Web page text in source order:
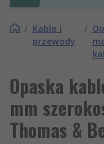
/ Kable i
przewody
/
Opaska
mm
Thomas &